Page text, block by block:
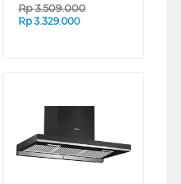
Rp3.509.000
Rp 3.329.000